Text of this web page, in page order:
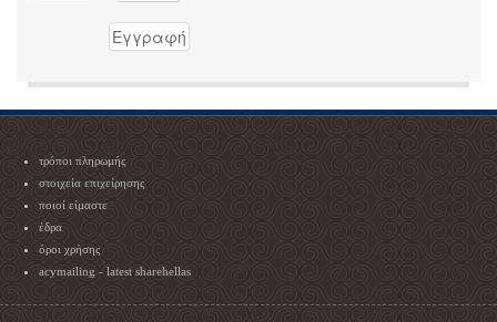
τρόποι πληρωμής
στοιχεία επιχείρησης
ποιοί είμαστε
έδρα
όροι χρήσης
acymailing - latest sharehellas